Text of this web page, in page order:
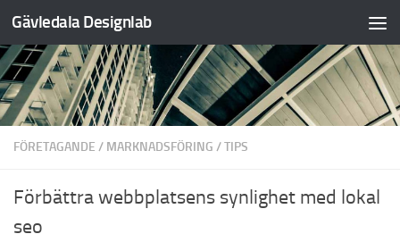
Hoppa till innehåll
Gävledala Designlab
FÖRETAGANDE / MARKNADSFÖRING /TIPS
Förbättra webbplatsens synlighet med lokal
seo